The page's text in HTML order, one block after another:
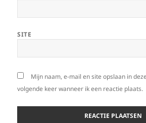
SITE
Mijn naam, e-mail en site opslaan in
volgende keer wanneer ik een reactie plaats.